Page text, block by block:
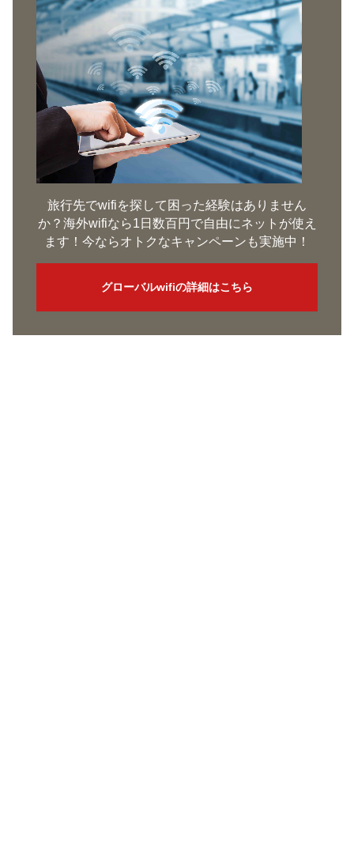
旅行先でwifiを探して困った経験はありません
か？海外wifiなら1日数百円で自由にネットが使え
ます！今ならオトクなキャンペーンも実施中！
グローバルwifiの詳細はこちら